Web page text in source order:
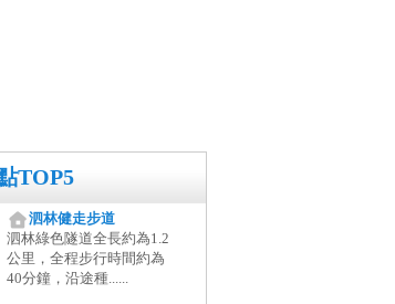
TOP5
泗林健走步道
泗林綠色隧道全長約為1.2
公里，全程步行時間約為
40分鐘，沿途種......